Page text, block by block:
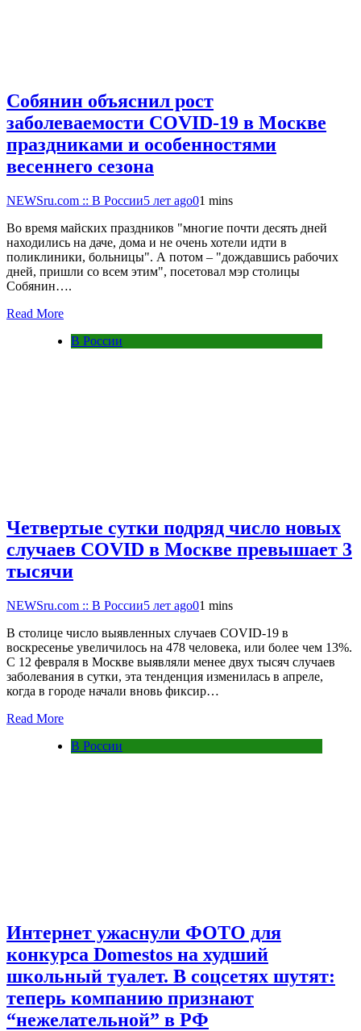
Собянин объяснил рост
заболеваемости COVID-19 в Москве
праздниками и особенностями
весеннего сезона
NEWSru.com :: В России5 лет ago01 mins
Во время майских праздников "многие почти десять дней
находились на даче, дома и не очень хотели идти в
поликлиники, больницы". А потом – "дождавшись рабочих
дней, пришли со всем этим", посетовал мэр столицы
Собянин….
Read More
В России
Четвертые сутки подряд число новых
случаев COVID в Москве превышает 3
тысячи
NEWSru.com :: В России5 лет ago01 mins
В столице число выявленных случаев COVID-19 в
воскресенье увеличилось на 478 человека, или более чем 13%.
С 12 февраля в Москве выявляли менее двух тысяч случаев
заболевания в сутки, эта тенденция изменилась в апреле,
когда в городе начали вновь фиксир…
Read More
В России
Интернет ужаснули ФОТО для
конкурса Domestos на худший
школьный туалет. В соцсетях шутят:
теперь компанию признают
“нежелательной” в РФ